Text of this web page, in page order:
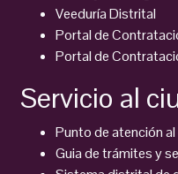
Veeduría Distrital
Portal de
Portal de
Servicio al
Punto de atención
Guia de trámites y